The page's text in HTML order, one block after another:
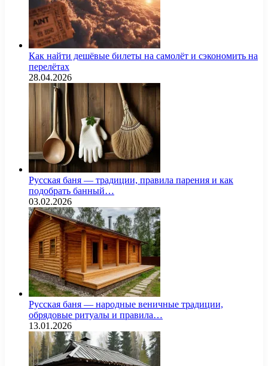
Как найти дешёвые билеты на самолёт и сэкономить на
перелётах
28.04.2026
Русская баня — традиции, правила парения и как
подобрать банный…
03.02.2026
Русская баня — народные веничные традиции,
обрядовые ритуалы и правила…
13.01.2026